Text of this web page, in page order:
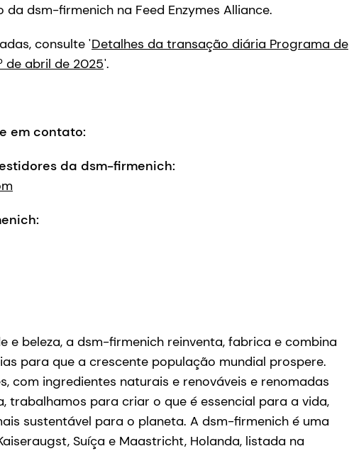
dsm-firmenich na Feed Enzymes Alliance.
consulte 'Detalhes da transação diária Programa de
de abril de 2025'.
em contato:
da dsm-firmenich:
e beleza, a dsm-firmenich reinventa, fabrica e combina
para que a crescente população mundial prospere.
com ingredientes naturais e renováveis e renomadas
trabalhamos para criar o que é essencial para a vida,
sustentável para o planeta. A dsm-firmenich é uma
Suíça e Maastricht, Holanda, listada na